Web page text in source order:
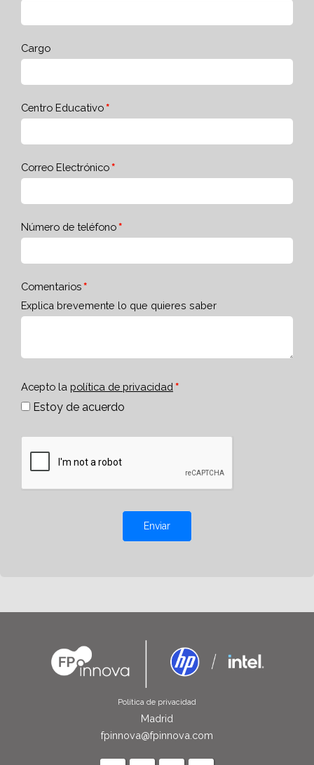
Cargo
Centro Educativo
Correo Electrónico
Número de teléfono
Comentarios
Explica brevemente lo que quieres saber
Acepto la política de privacidad
Estoy de acuerdo
Enviar
Política de privacidad
Madrid
fpinnova@fpinnova.com